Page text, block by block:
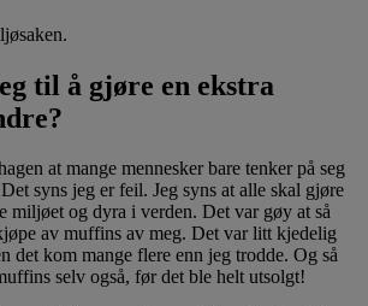
til å gjøre en ekstra
at mange mennesker bare tenker på seg
syns jeg er feil. Jeg syns at alle skal gjøre
miljøet og dyra i verden. Det var gøy at så
av muffins av meg. Det var litt kjedelig
det kom mange flere enn jeg trodde. Og så
selv også, før det ble helt utsolgt!